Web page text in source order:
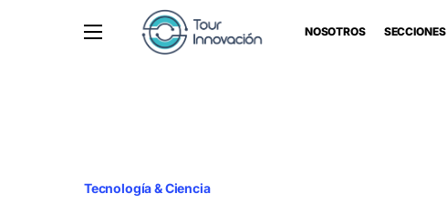
NOSOTROS SECCIONES
Tecnología & Ciencia